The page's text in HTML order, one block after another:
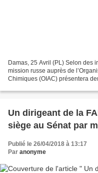
Damas, 25 Avril (PL) Selon des
mission russe auprès de
Chimiques (OIAC) présentera
Un dirigeant de la
siège au Sénat par
Publié le 26/04/2018 à 13:17
Par anonyme